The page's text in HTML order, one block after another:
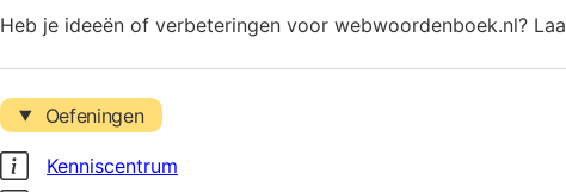
Heb je ideeën of verbeteringen voor webwoordenboek.nl?
Oefeningen
Kenniscentrum